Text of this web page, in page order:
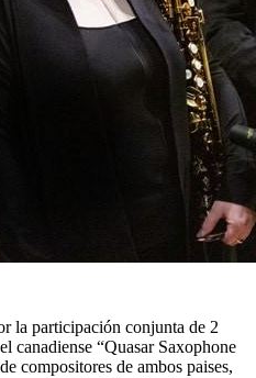
la participación conjunta de 2
canadiense “Quasar Saxophone
compositores de ambos paises,